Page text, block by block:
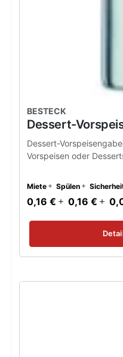
BESTECK
Dessert-
Dessert-
Vorspeisen oder
Miete Spülen
0,16 € 0,16 €